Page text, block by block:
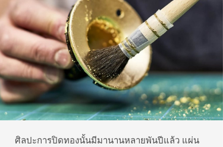
ศิลปะการปิดทองนั้นมีมานานหลายพันปีแล้ว แผ่น